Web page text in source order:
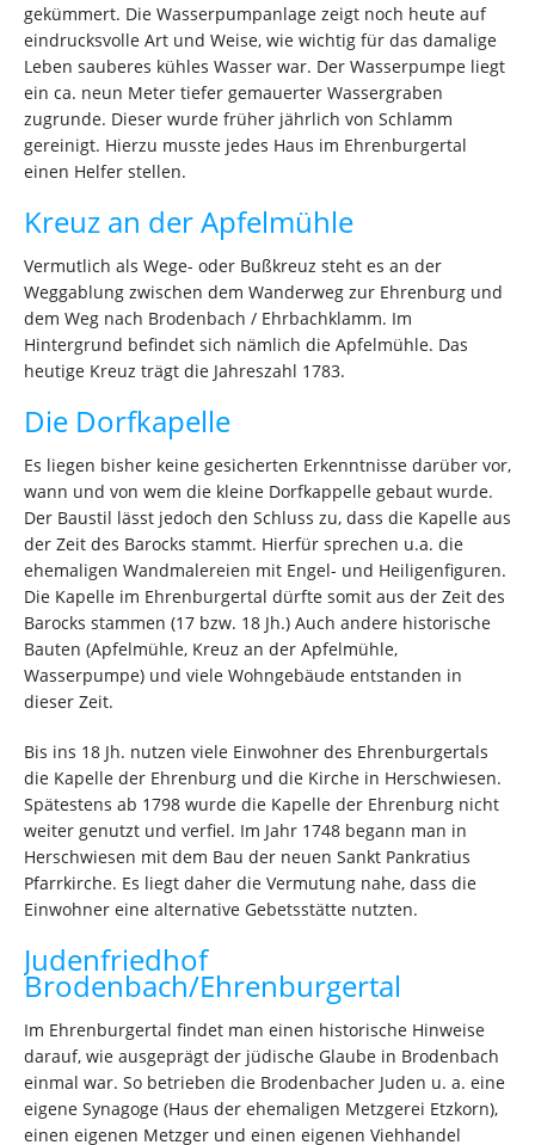
gekümmert. Die Wasserpumpanlage zeigt noch heute auf
eindrucksvolle Art und Weise, wie wichtig für das damalige
Leben sauberes kühles Wasser war. Der Wasserpumpe liegt
ein ca. neun Meter tiefer gemauerter Wassergraben
zugrunde. Dieser wurde früher jährlich von Schlamm
gereinigt. Hierzu musste jedes Haus im Ehrenburgertal
einen Helfer stellen.
Kreuz an der Apfelmühle
Vermutlich als Wege- oder Bußkreuz steht es an der
Weggablung zwischen dem Wanderweg zur Ehrenburg und
dem Weg nach Brodenbach / Ehrbachklamm. Im
Hintergrund befindet sich nämlich die Apfelmühle. Das
heutige Kreuz trägt die Jahreszahl 1783.
Die Dorfkapelle
Es liegen bisher keine gesicherten Erkenntnisse darüber vor,
wann und von wem die kleine Dorfkappelle gebaut wurde.
Der Baustil lässt jedoch den Schluss zu, dass die Kapelle aus
der Zeit des Barocks stammt. Hierfür sprechen u.a. die
ehemaligen Wandmalereien mit Engel- und Heiligenfiguren.
Die Kapelle im Ehrenburgertal dürfte somit aus der Zeit des
Barocks stammen (17 bzw. 18 Jh.) Auch andere historische
Bauten (Apfelmühle, Kreuz an der Apfelmühle,
Wasserpumpe) und viele Wohngebäude entstanden in
dieser Zeit.
Bis ins 18 Jh. nutzen viele Einwohner des Ehrenburgertals
die Kapelle der Ehrenburg und die Kirche in Herschwiesen.
Spätestens ab 1798 wurde die Kapelle der Ehrenburg nicht
weiter genutzt und verfiel. Im Jahr 1748 begann man in
Herschwiesen mit dem Bau der neuen Sankt Pankratius
Pfarrkirche. Es liegt daher die Vermutung nahe, dass die
Einwohner eine alternative Gebetsstätte nutzten.
Judenfriedhof
Brodenbach/Ehrenburgertal
Im Ehrenburgertal findet man einen historische Hinweise
darauf, wie ausgeprägt der jüdische Glaube in Brodenbach
einmal war. So betrieben die Brodenbacher Juden u. a. eine
eigene Synagoge (Haus der ehemaligen Metzgerei Etzkorn),
einen eigenen Metzger und einen eigenen Viehhandel